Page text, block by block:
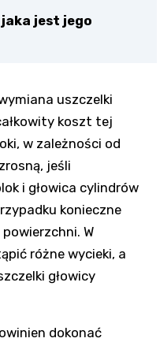
jest jego
uszczelki
koszt tej
w zależności od
jeśli
i głowica cylindrów
konieczne
W
różne wycieki, a
głowicy
dokonać